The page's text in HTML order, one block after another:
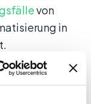
von
in
Mehrere
über eine